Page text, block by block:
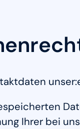
Ihrer bei